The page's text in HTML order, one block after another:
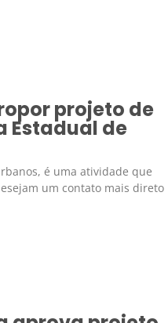
projeto de
Estadual de
é uma atividade que
um contato mais direto